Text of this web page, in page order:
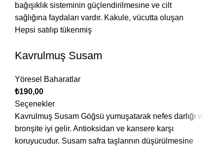
bağışıklık sisteminin güçlendirilmesine ve cilt
sağlığına faydaları vardır. Kakule, vücutta oluşan
Hepsi satılıp tükenmiş
Kavrulmuş Susam
Yöresel Baharatlar
₺190,00
Seçenekler
Kavrulmuş Susam Göğsü yumuşatarak nefes darlığı ve
bronşite iyi gelir. Antioksidan ve kansere karşı
koruyucudur. Susam safra taşlarının düşürülmesine